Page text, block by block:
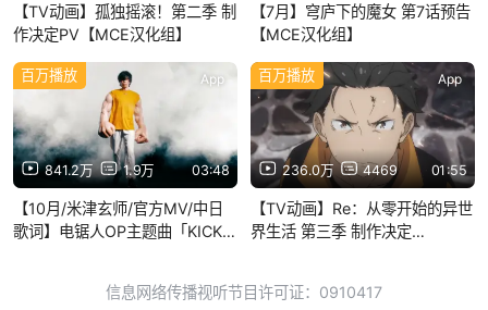
【TV动画】孤独摇滚！第二季 制
作决定PV【MCE汉化组】
【7月】穹庐下的魔女 第7话预告
【MCE汉化组】
841.2万 1.9万 03:48
百万播放 App
【10月/米津玄师/官方MV/中日
歌词】电锯人OP主题曲「KICK
236.0万 4469 01:55
百万播放 App
【TV动画】Re：从零开始的异世
界生活 第三季 制作决定
信息网络传播视听节目许可证：0910417